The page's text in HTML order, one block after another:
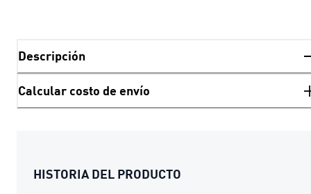
Descripción
Calcular costo de envío
HISTORIA DEL PRODUCTO